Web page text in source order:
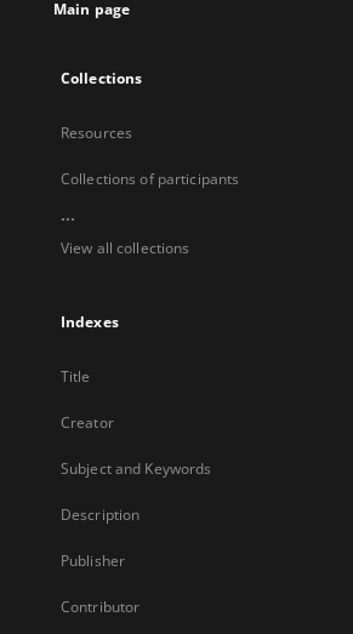
Main page
Collections
Resources
Collections of participants
...
View all collections
Indexes
Title
Creator
Subject and Keywords
Description
Publisher
Contributor